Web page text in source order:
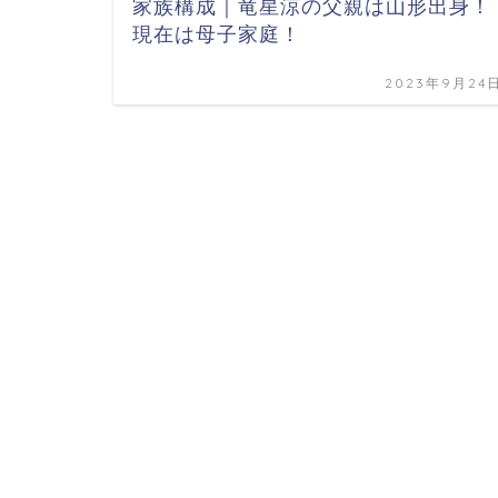
家族構成｜竜星涼の父親は山形出身！
現在は母子家庭！
2023年9月24